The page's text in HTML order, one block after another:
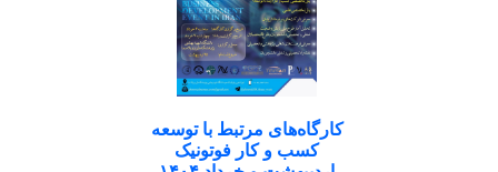
کارگاه‌های مرتبط با توسعه
کسب و کار فوتونیک